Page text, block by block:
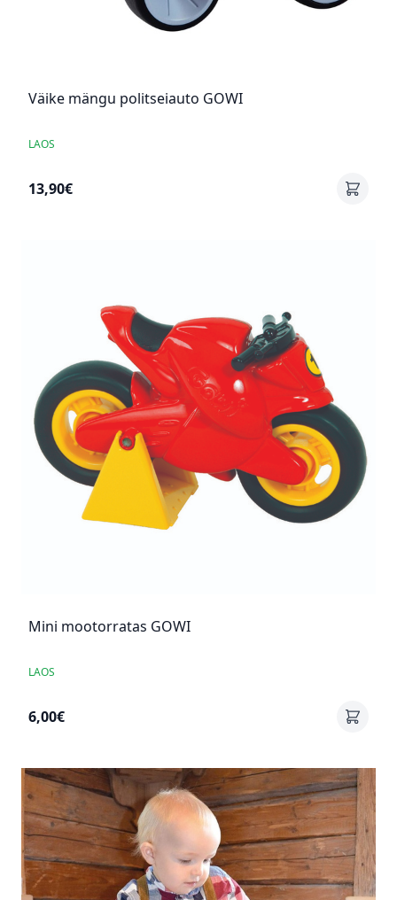
Väike mängu politseiauto GOWI
LAOS
13,90€
Mini mootorratas GOWI
LAOS
6,00€